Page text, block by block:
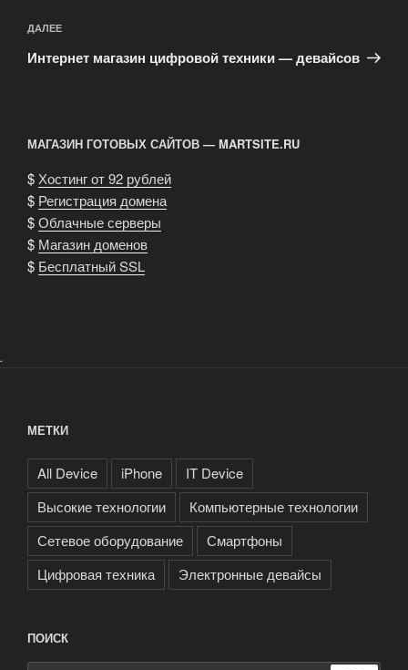
Следующая
запись
ДАЛЕЕ
Интернет магазин цифровой техники — девайсов
МАГАЗИН ГОТОВЫХ САЙТОВ — MARTSITE.RU
$Хостинг от 92 рублей
$ Регистрация домена
$Облачные серверы
$ Магазин доменов
$ Бесплатный SSL
.
МЕТКИ
All Device iPhone
IT Device
Высокие технологии
Компьютерные технологии
Сетевое оборудование
Смартфоны
Цифровая техника
Электронные девайсы
ПОИСК